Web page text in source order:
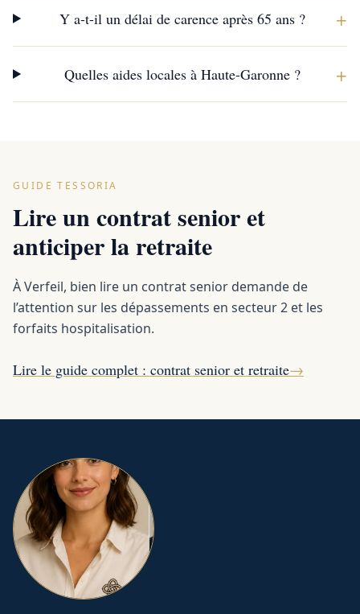
Y a-t-il un délai de carence après 65 ans ? +
Quelles aides locales à Haute-Garonne ? +
GUIDE TESSORIA
Lire un contrat senior et
anticiper la retraite
À Verfeil, bien lire un contrat senior demande de
l’attention sur les dépassements en secteur 2 et les
forfaits hospitalisation.
Lire le guide complet : contrat senior et retraite→